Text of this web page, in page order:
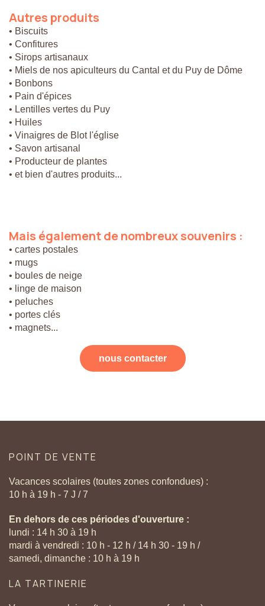
Autres produits
• Biscuits
• Confitures
• Sirops artisanaux
• Miels de nos apiculteurs du Cantal et du Puy de Dôme
• Bonbons
• Pain d'épices
• Lentilles vertes du Puy
• Huiles
• Vinaigres de Blot l'église
• Savon artisanal
• Producteur de plantes
• et bien d'autres produits...
Mais égalementdenombreuxsouvenirs :
• cartes postales
• mugs
• boules de neige
• linge de maison
• peluches
• portes clés
• magnets...
nous contacter
POINT DE VENTE
Vacances scolaires (toutes zones confondues) :
10 h à 19 h - 7 J / 7
En dehors de ces périodes d'ouverture :
lundi : 14 h 30 à 19 h
mardi à vendredi : 10 h - 12 h / 14 h 30 - 19 h /
samedi, dimanche : 10 h à 19 h
LA TARTINERIE